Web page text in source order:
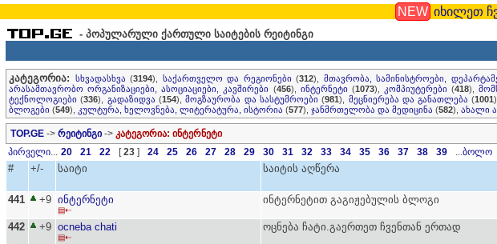
NEW იხილეთ
- პოპულარული ქართული საიტების რეიტინგი
კატეგორია: სხვადასხვა (3194), საქართველო და რეგიონები(312), მთავრობა, სამინისტროები,
არასამთავრობო ორგანიზაციები, ასოციაციები, კავშირები (456), ინტერნეტი(1073), კომპიუტერები(418),
ტექნოლოგიები (336), გადაზიდვა (154),მოგზაურობა და სასტუმროები(981), მეცნიერება და განათლება (1001
ბლოგები (549), კულტურა, ხელოვნება, ლიტერატურა, ისტორია (577), ჯანმრთელობა და მედიცინა (582), ახალი
TOP.GE -> რეიტინგი -> კატეგორია: ინტერნეტი
პირველი... 20 21 22 [23 ] 24 25 26 27 28 29 30 31 32 33 34 35 36 37 38 39 ...ბოლო
# +/- საიტი საიტის აღწერა
441 +9 ინტერნეტი
▤⇠
ინტერნეტით გაგიჟებულის ბლოგი
442 +9 ocneba chati
▤⇠
ოცნება ჩატი.გაერთეთ ჩვენთან ერთად